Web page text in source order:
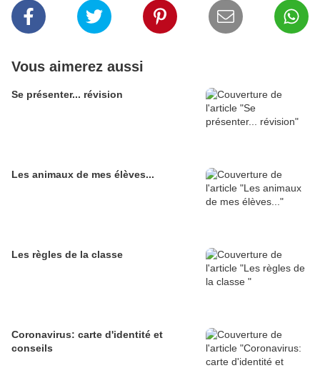
Vous aimerez aussi
Se présenter... révision
Les animaux de mes élèves...
Les règles de la classe
Coronavirus: carte d'identité et
conseils